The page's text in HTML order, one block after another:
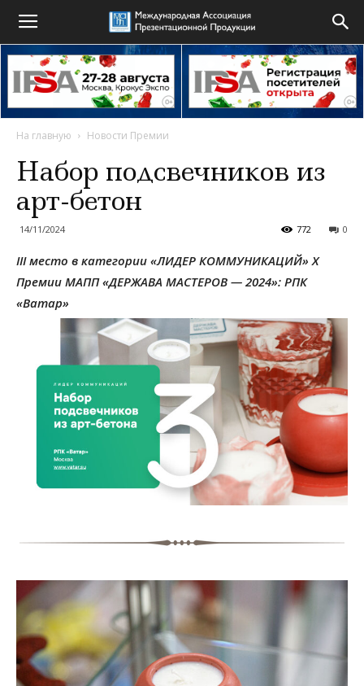
На главную Новости Премии
Набор подсвечников из
арт-бетон
14/11/2024 0
772
III место в категории «ЛИДЕР КОММУНИКАЦИЙ»X
Премии МАПП «ДЕРЖАВА МАСТЕРОВ — 2024»: РПК
«Ватар»